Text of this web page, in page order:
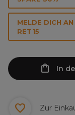
MELDE DICH
RET15
In
Zur